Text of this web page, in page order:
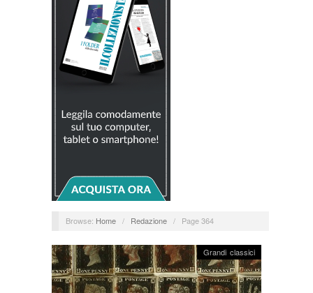
Browse: Home / Redazione / Page 364
Grandi classici